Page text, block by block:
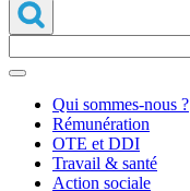
Qui sommes-nous ?
Rémunération
OTE et DDI
Travail & santé
Action sociale